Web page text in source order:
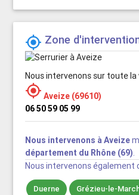
 Zone
Nous intervenons sur toute la
 Aveize (69610)
06 50 59 05 99
Nous intervenons à Aveize
département du Rhône (69).
Nous intervenons également
Duerne Grézieu-le-